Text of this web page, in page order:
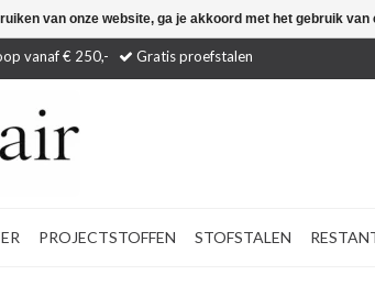
vanaf € 250,- Gratis proefstalen
PROJECTSTOFFEN STOFSTALEN
van onze website, ga je akkoord met het gebruik